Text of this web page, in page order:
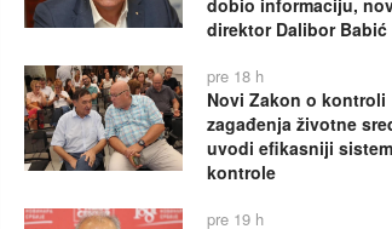
dobio informaciju,
direktor Dalibor Babić
pre 18 h
Novi Zakon o kontroli
zagađenja životne
uvodi efikasniji sistem
kontrole
pre 19 h